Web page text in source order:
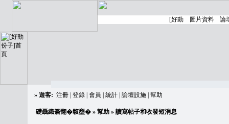
» 遊客: 注冊 登錄 會員 統計 論壇設施 幫助
礎聶織簷翻�䪖壅� » 幫助 » 讀寫帖子和收發短消息